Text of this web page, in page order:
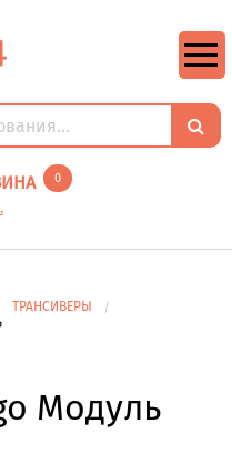
0
ТРАНСИВЕРЫ
Модуль